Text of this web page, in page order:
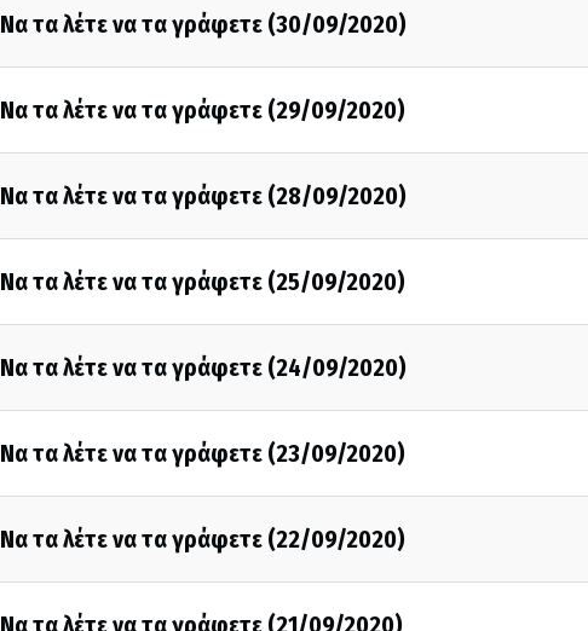
Να τα λέτε να τα γράφετε (30/09/2020)
Να τα λέτε να τα γράφετε (29/09/2020)
Να τα λέτε να τα γράφετε (28/09/2020)
Να τα λέτε να τα γράφετε (25/09/2020)
Να τα λέτε να τα γράφετε (24/09/2020)
Να τα λέτε να τα γράφετε (23/09/2020)
Να τα λέτε να τα γράφετε (22/09/2020)
Να τα λέτε να τα γράφετε (21/09/2020)